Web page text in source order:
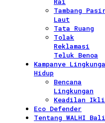
Tambang Pasir
Laut
Tata Ruang
Tolak
Reklamasi
Teluk Benoa
Kampanye
Hidup
Bencana
Lingkungan
Keadilan
Eco Defender
Tentang WALHI Bali